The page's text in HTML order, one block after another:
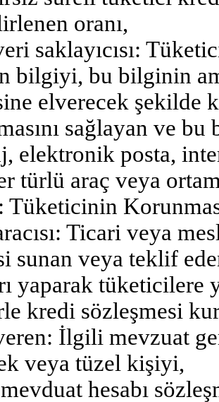
oranı,
saklayıcısı:
bilgiyi, bu bilginin
elverecek şekilde
sağlayan ve
elektronik posta,
türlü araç veya
Tüketicinin
Ticari veya
sunan veya teklif
yaparak tüketicilere
kredi sözleşmesi
İlgili mevzuat
veya tüzel kişiyi,
hesabı